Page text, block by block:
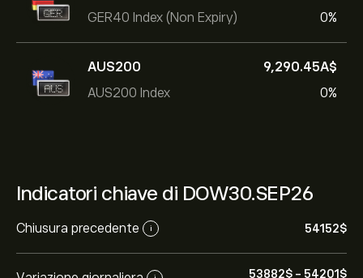
GER40 Index (Non Expiry)
0%
AUS200
AUS200 Index
9,290.45‎A$‎
0%
Indicatori chiave di DOW30.SEP26
Chiusura precedente i 54152‎$‎
53882‎$‎ - 54201‎$‎